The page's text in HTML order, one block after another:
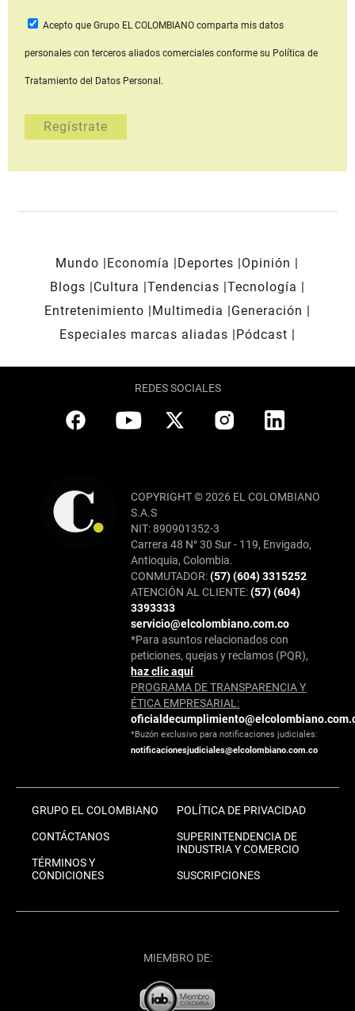
Acepto que Grupo EL COLOMBIANOcomparta mis datos
personales con terceros aliados comerciales conforme su Política de
Tratamiento del Datos Personal.
Mundo Economía Deportes
Opinión
Blogs
Cultura Tendencias Tecnología
Entretenimiento
Multimedia
Generación
Especiales marcas aliadas
Pódcast
REDES SOCIALES
COPYRIGHT © 2026 EL COLOMBIANO
S.A.S
NIT: 890901352-3
Carrera 48 N° 30 Sur - 119, Envigado,
Antioquia, Colombia.
CONMUTADOR:(57) (604) 3315252
ATENCIÓN AL CLIENTE:(57) (604)
3393333
servicio@elcolombiano.com.co
*Para asuntos relacionados con
peticiones, quejas y reclamos (PQR),
haz clic aquí
PROGRAMA DE TRANSPARENCIA Y
ÉTICA EMPRESARIAL:
*Buzón exclusivo para notificaciones judiciales:
notificacionesjudiciales@elcolombiano.com.co
GRUPO EL COLOMBIANO
CONTÁCTANOS
TÉRMINOS Y
CONDICIONES
POLÍTICA DE PRIVACIDAD
SUPERINTENDENCIA DE
INDUSTRIA Y COMERCIO
SUSCRIPCIONES
MIEMBRO DE: